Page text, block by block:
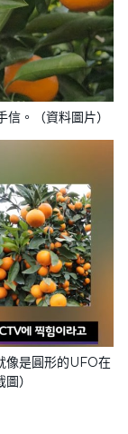
。（資料圖片）
像是圓形的UFO在
）